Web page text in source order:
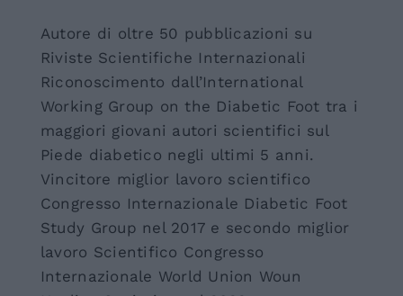
Autore di oltre 50 pubblicazioni su
Riviste Scientifiche Internazionali
Riconoscimento dall’International
Working Group on the Diabetic Foot tra i
maggiori giovani autori scientifici sul
Piede diabetico negli ultimi 5 anni.
Vincitore miglior lavoro scientifico
Congresso Internazionale Diabetic Foot
Study Group nel 2017 e secondo miglior
lavoro Scientifico Congresso
Internazionale World Union Woun